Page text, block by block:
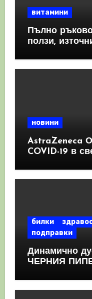
витамини
Пълно
ползи,
новини
AstraZeneca
COVID-19 в
билки
подправки
Динамично
ЧЕРНИЯ